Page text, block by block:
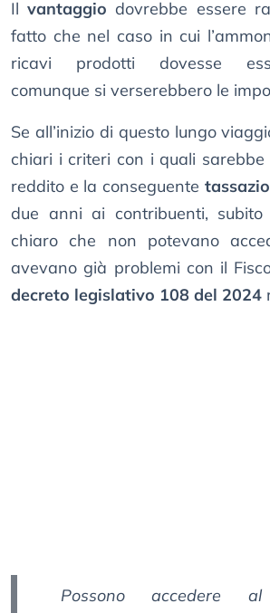
Ilvantaggio dovrebbe essere
fatto che nel caso in cui
ricavi prodotti dovesse
comunque si verserebbero le
Se all’inizio di questo lungo
chiari i criteri con i quali
reddito e la conseguente
due anni ai contribuenti,
chiaro che non potevano
avevano già problemi con il
decreto legislativo 108 del 2024
Possono accedere al